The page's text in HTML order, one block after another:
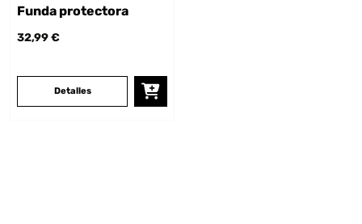
Funda protectora
32,99 €
Detalles